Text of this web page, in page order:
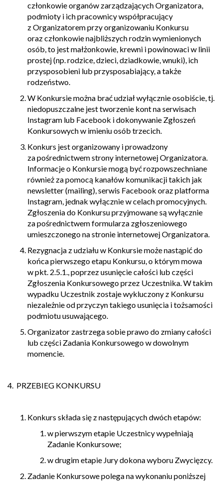
członkowie organów zarządzających Organizatora,
podmioty i ich pracownicy współpracujący
z Organizatorem przy organizowaniu Konkursu
oraz członkowie najbliższych rodzin wymienionych
osób, to jest małżonkowie, krewni i powinowaci w linii
prostej (np. rodzice, dzieci, dziadkowie, wnuki), ich
przysposobieni lub przysposabiający, a także
rodzeństwo.
W Konkursie można brać udział wyłącznie osobiście, tj.
niedopuszczalne jest tworzenie kont na serwisach
Instagram lub Facebook i dokonywanie Zgłoszeń
Konkursowych w imieniu osób trzecich.
Konkurs jest organizowany i prowadzony
za pośrednictwem strony internetowej Organizatora.
Informacje o Konkursie mogą być rozpowszechniane
również za pomocą kanałów komunikacji takich jak
newsletter (mailing), serwis Facebook oraz platforma
Instagram, jednak wyłącznie w celach promocyjnych.
Zgłoszenia do Konkursu przyjmowane są wyłącznie
za pośrednictwem formularza zgłoszeniowego
umieszczonego na stronie internetowej Organizatora.
Rezygnacja z udziału w Konkursie może nastąpić do
końca pierwszego etapu Konkursu, o którym mowa
w pkt. 2.5.1., poprzez usunięcie całości lub części
Zgłoszenia Konkursowego przez Uczestnika. W takim
wypadku Uczestnik zostaje wykluczony z Konkursu
niezależnie od przyczyn takiego usunięcia i tożsamości
podmiotu usuwającego.
Organizator zastrzega sobie prawo do zmiany całości
lub części Zadania Konkursowego w dowolnym
momencie.
4. PRZEBIEG KONKURSU
Konkurs składa się z następujących dwóch etapów:
w pierwszym etapie Uczestnicy wypełniają
Zadanie Konkursowe;
w drugim etapie Jury dokona wyboru Zwycięzcy.
Zadanie Konkursowe polega na wykonaniu poniższej